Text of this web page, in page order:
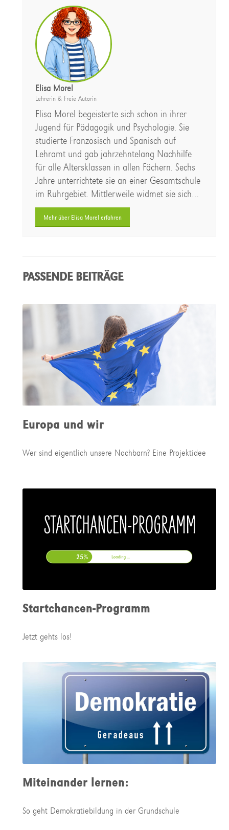
Elisa Morel
Lehrerin & Freie Autorin
Elisa Morel begeisterte sich schon in ihrer
Jugend für Pädagogik und Psychologie. Sie
studierte Französisch und Spanisch auf
Lehramt und gab jahrzehntelang Nachhilfe
für alle Altersklassen in allen Fächern. Sechs
Jahre unterrichtete sie an einer Gesamtschule
im Ruhrgebiet. Mittlerweile widmet sie sich…
Mehr über Elisa Morel erfahren
PASSENDE BEITRÄGE
Europa und wir
Wer sind eigentlich unsere Nachbarn? Eine Projektidee
Startchancen-Programm
Jetzt gehts los!
Miteinander lernen:
So geht Demokratiebildung in der Grundschule